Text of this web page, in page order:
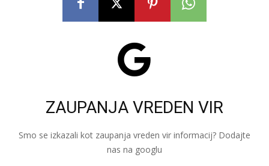
ZAUPANJA VREDEN VIR
Smo se izkazali kot zaupanja vreden vir informacij? Dodajte
nas na googlu